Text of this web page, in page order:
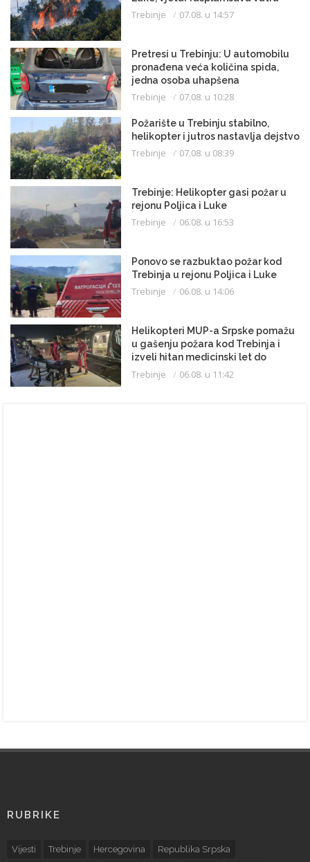
Trebinje 07.08. u 14:57
Pretresi u Trebinju: U automobilu
pronađena veća količina spida,
jedna osoba uhapšena
Trebinje 07.08. u 10:28
Požarište u Trebinju stabilno,
helikopter i jutros nastavlja dejstvo
Trebinje 07.08. u 08:39
Trebinje: Helikopter gasi požar u
rejonu Poljica i Luke
Trebinje 06.08. u 16:53
Ponovo se razbuktao požar kod
Trebinja u rejonu Poljica i Luke
Trebinje 06.08. u 14:06
Helikopteri MUP-a Srpske pomažu
u gašenju požara kod Trebinja i
izveli hitan medicinski let do
Beograda
Trebinje 06.08. u 11:42
RUBRIKE
Vijesti Trebinje Hercegovina Republika Srpska